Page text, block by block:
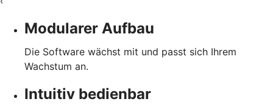
Modularer Aufbau
Die Software wächst mit und passt sich Ihrem
Wachstum an.
Intuitiv bedienbar